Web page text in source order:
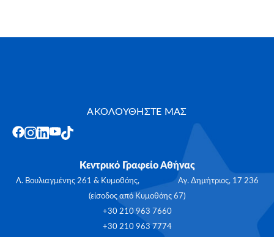
ΑΚΟΛΟΥΘΗΣΤΕ ΜΑΣ
Κεντρικό Γραφείο Αθήνας
Λ. Βουλιαγμένης 261 & Κυμοθόης, Αγ. Δημήτριος, 17 236
(είσοδος από Κυμοθόης 67)
+30 210 963 7660
+30 210 963 7774